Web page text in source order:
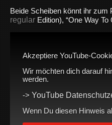
Beide Scheiben könnt ihr zum
regular Edition), “One Way
Akzeptiere YouTube-
Wir möchten dich darauf
werden.
-> YouTube
Wenn Du diesen Hinweis